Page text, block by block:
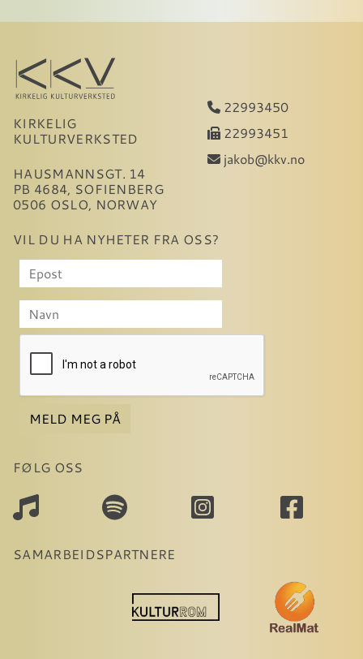
KIRKELIG
KULTURVERKSTED
HAUSMANNSGT. 14
PB 4684, SOFIENBERG
0506 OSLO, NORWAY
22993450
22993451
jakob@kkv.no
VIL DU HA NYHETER FRA OSS?
MELD MEG PÅ
FØLG OSS
SAMARBEIDSPARTNERE